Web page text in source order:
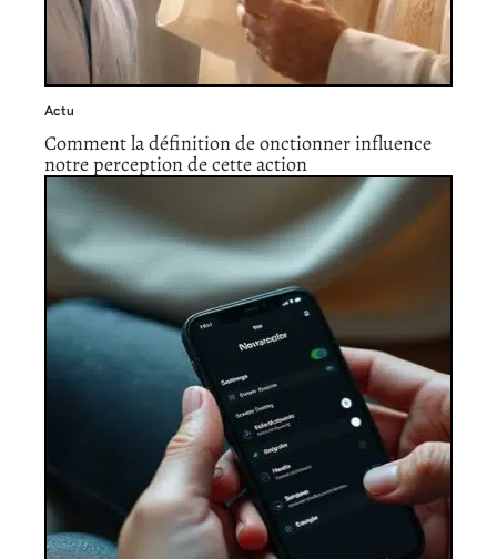
Actu
Comment la définition de onctionner influence
notre perception de cette action